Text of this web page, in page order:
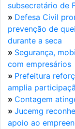
subsecretário de
» Defesa Civil
prevenção de
durante a seca
» Segurança,
com empresários
» Prefeitura
amplia
» Contagem
» Jucemg
apoio ao